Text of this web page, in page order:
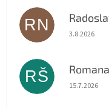
RN Hodnocení
3.8.2026
RŠ Hodnocení
15.7.2026